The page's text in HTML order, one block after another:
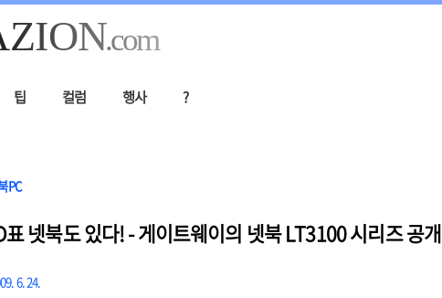
팁 컬럼 행사 ?
PC
표 넷북도 있다! - 게이트웨이의 넷북 LT3100 시리즈 공개
6. 24.